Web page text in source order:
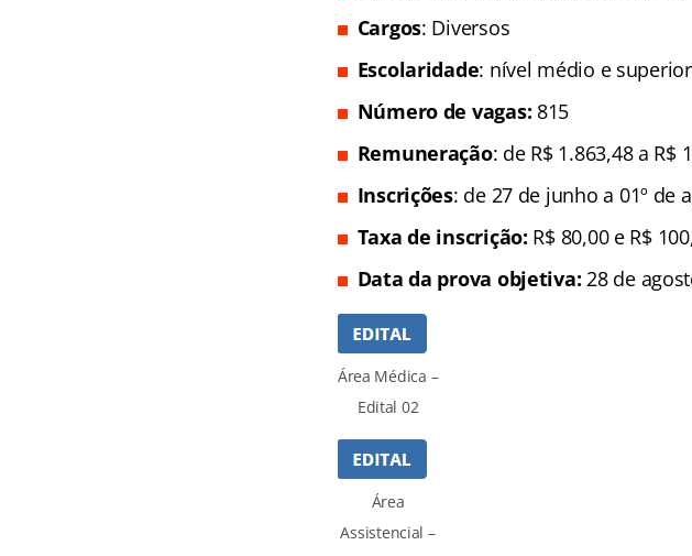
Cargos: Diversos
Escolaridade: nível médio e superior
Número de vagas: 815
Remuneração: de R$ 1.863,48 a R$
Inscrições: de 27 de junho a 01º de
Taxa de inscrição: R$ 80,00 e R$
Data da prova objetiva: 28 de
Área Médica –
Edital 02
Área
Assistencial –